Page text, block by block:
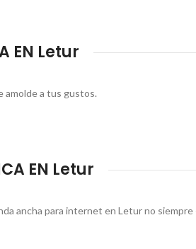
EN Letur
amolde a tus gustos.
EN Letur
ancha para internet en Letur no siempre